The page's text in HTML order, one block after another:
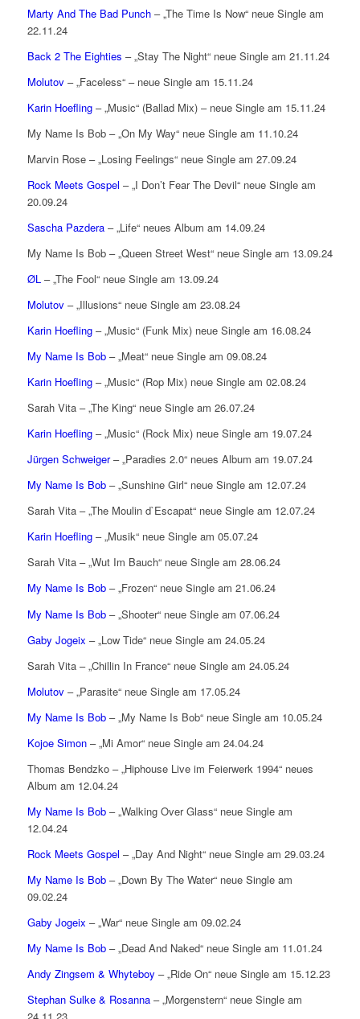
Marty And The Bad Punch– „The Time Is Now“ neue Single am
22.11.24
Back 2 The Eighties – „Stay The Night“ neue Single am 21.11.24
Molutov – „Faceless“ – neue Single am 15.11.24
Karin Hoefling– „Music“ (Ballad Mix) – neue Single am 15.11.24
My Name Is Bob – „On My Way“ neue Single am 11.10.24
Marvin Rose – „Losing Feelings“ neue Single am 27.09.24
Rock Meets Gospel – „I Don’t Fear The Devil“ neue Single am
20.09.24
Sascha Pazdera– „Life“ neues Album am 14.09.24
My Name Is Bob – „Queen Street West“ neue Single am 13.09.24
ØL– „The Fool“ neue Single am 13.09.24
Molutov– „Illusions“ neue Single am 23.08.24
Karin Hoefling– „Music“ (Funk Mix) neue Single am 16.08.24
My Name Is Bob– „Meat“ neue Single am 09.08.24
Karin Hoefling– „Music“ (Rop Mix) neue Single am 02.08.24
Sarah Vita – „The King“ neue Single am 26.07.24
Karin Hoefling– „Music“ (Rock Mix) neue Single am 19.07.24
Jürgen Schweiger– „Paradies 2.0“ neues Album am 19.07.24
My Name Is Bob– „Sunshine Girl“ neue Single am 12.07.24
Sarah Vita – „The Moulin d`Escapat“ neue Single am 12.07.24
Karin Hoefling– „Musik“ neue Single am 05.07.24
Sarah Vita – „Wut Im Bauch“ neue Single am 28.06.24
My Name Is Bob– „Frozen“ neue Single am 21.06.24
My Name Is Bob– „Shooter“ neue Single am 07.06.24
Gaby Jogeix – „Low Tide“ neue Single am 24.05.24
Sarah Vita – „Chillin In France“ neue Single am 24.05.24
Molutov– „Parasite“ neue Single am 17.05.24
My Name Is Bob– „My Name Is Bob“ neue Single am 10.05.24
Kojoe Simon– „Mi Amor“ neue Single am 24.04.24
Thomas Bendzko – „Hiphouse Live im Feierwerk 1994“ neues
Album am 12.04.24
My Name Is Bob– „Walking Over Glass“ neue Single am
12.04.24
Rock Meets Gospel – „Day And Night“ neue Single am 29.03.24
My Name Is Bob– „Down By The Water“ neue Single am
09.02.24
Gaby Jogeix – „War“ neue Single am 09.02.24
My Name Is Bob– „Dead And Naked“ neue Single am 11.01.24
Andy Zingsem & Whyteboy – „Ride On“ neue Single am 15.12.23
Stephan Sulke & Rosanna– „Morgenstern“ neue Single am